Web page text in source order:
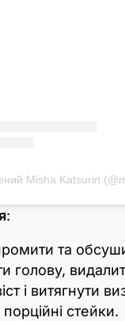
Misha Katsurin
:
та
голову,
і витягнути
порційні стейки.